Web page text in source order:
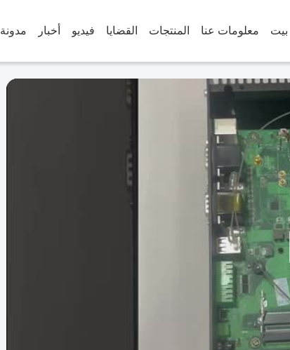
بيت معلومات عنا المنتجات القضايا فيديو أخبار مدونة